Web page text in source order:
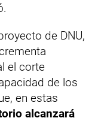
de DNU,
el corte
de los
en estas
alcanzará